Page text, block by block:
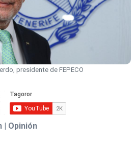
presidente de FEPECO
| Opinión